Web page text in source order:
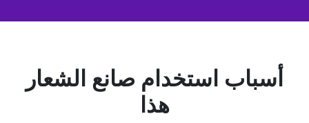
أسباب استخدام صانع الشعار
هذا